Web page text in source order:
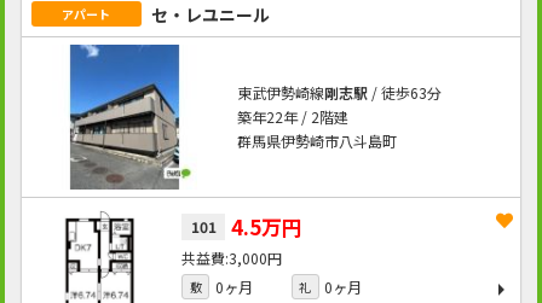
アパート セ・レユニール
東武伊勢崎線剛志駅/ 徒歩63分
築年22年 / 2階建
群馬県伊勢崎市八斗島町
101 4.5万円
3,000円
敷 0ヶ月 礼
0ヶ月